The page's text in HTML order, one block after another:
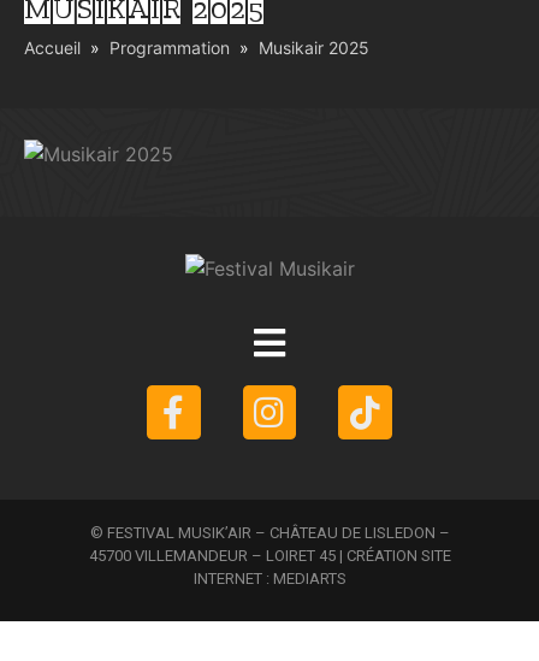
MUSIKAIR 2025
Accueil Programmation Musikair 2025
© FESTIVAL MUSIK’AIR – CHÂTEAU DE LISLEDON –
45700 VILLEMANDEUR – LOIRET 45 | CRÉATION SITE
INTERNET : MEDIARTS